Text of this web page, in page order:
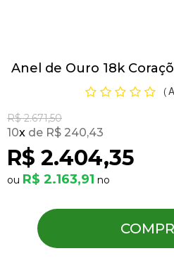
Anel de Ouro 18k
(
R$ 2.671,50
R$ 2.404,35
10x R$ 240,43
R$ 2.163,91
Pedras Preciosas
OFERTAS